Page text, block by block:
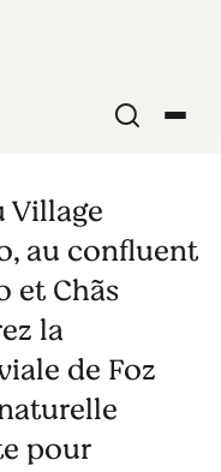
Village
au confluent
et Chãs
la
de Foz
pour